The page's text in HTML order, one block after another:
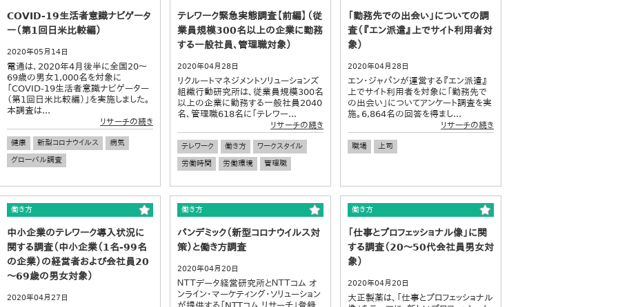
COVID-19生活者意識ナビゲータ
ー（第1回日米比較編）
2020年05月14日
電通は、2020年4月後半に全国20～
69歳の男女1,000名を対象に
「COVID-19生活者意識ナビゲーター
（第1回日米比較編）」を実施しました。
本調査は...
リサーチの続き
健康 新型コロナウイルス
病気
グローバル調査
テレワーク緊急実態調査【前編】（従
業員規模300名以上の企業に勤務
する一般社員、管理職対象）
2020年04月28日
リクルートマネジメントソリューションズ
組織行動研究所は、従業員規模300名
以上の企業に勤務する一般社員2040
名、管理職618名に「テレワー...
リサーチの続き
テレワーク 働き方
ワークスタイル
労働時間
労働環境 管理職
「勤務先での出会い」についての調
査（『エン派遣』上でサイト利用者対
象）
2020年04月28日
エン・ジャパンが運営する『エン派遣』
上でサイト利用者を対象に「勤務先で
の出会い」についてアンケート調査を実
施。6,864名の回答を得まし...
リサーチの続き
職場 上司
働き方
中小企業のテレワーク導入状況に
関する調査（中小企業（1名-99名
の企業）の経営者および会社員20
～69歳の男女対象）
2020年04月27日
働き方
パンデミック（新型コロナウイルス対
策）と働き方調査
2020年04月20日
ＮＴＴデータ経営研究所とＮＴＴコム オ
ンライン・マーケティング・ソリューション
働き方
「仕事とプロフェッショナル像」に関
する調査（20～50代会社員男女対
象）
2020年04月20日
大正製薬は、「仕事とプロフェッショナル